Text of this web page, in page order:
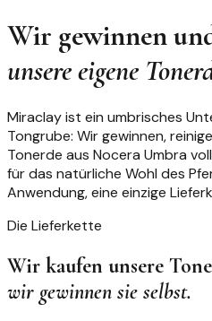
Wir gewinnen
unsere eigene
Miraclay ist ein umbrisches
Tongrube: Wir gewinnen,
Tonerde aus Nocera Umbra
für das natürliche Wohl des
Anwendung, eine einzige
Die Lieferkette
Wir kaufen unsere
wir gewinnen sie selbst.